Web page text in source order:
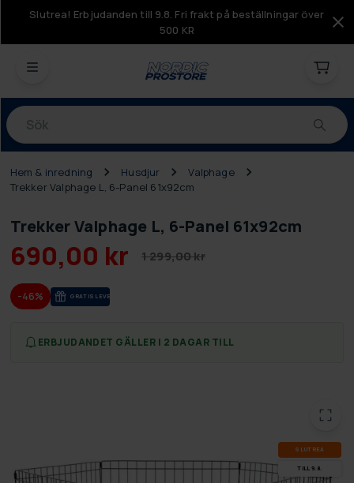
Slutrea! Erbjudanden till 9.8. Fri frakt på beställningar över
500 KR
Produkter
Hem & inredning Husdjur
Valphage
Trekker Valphage L, 6-Panel 61x92cm
Trekker Valphage L, 6-Panel 61x92cm
690,00 kr 1 299,00 kr
-46% GRA­TIS LE­VE­RANS
ERBJUDANDET GÄLLER I 2 DAGAR TILL
SLUT­REA
TILL 9.8.